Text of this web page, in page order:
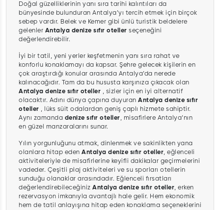
Doğal güzelliklerinin yanı sıra tarihi kalıntıları da
bünyesinde bulunduran Antalya’yı tercih etmek için birçok
sebep vardır. Belek ve Kemer gibi ünlü turistik beldelere
gelenler Antalya denize sıfır oteller seçeneğini
değerlendirebilir.
İyi bir tatil, yeni yerler keşfetmenin yanı sıra rahat ve
konforlu konaklamayı da kapsar. Şehre gelecek kişilerin en
çok araştırdığı konular arasında Antalya’da nerede
kalınacağıdır. Tam da bu hususta karşınıza çıkacak olan
Antalya denize sıfır oteller , sizler için en iyi alternatif
olacaktır. Adını dünya çapına duyuran Antalya denize sıfır
oteller , lüks süit odalardan geniş çaplı hizmete sahiptir.
Aynı zamanda denize sıfır oteller, misafirlere Antalya’nın
en güzel manzaralarını sunar.
Yılın yorgunluğunu atmak, dinlenmek ve sakinlikten yana
olanlara hitap eden Antalya denize sıfır oteller, eğlenceli
aktiviteleriyle de misafirlerine keyifli dakikalar geçirmelerini
vadeder. Çeşitli plaj aktiviteleri ve su sporları otellerin
sunduğu olanaklar arasındadır. Eğlenceli fırsatları
değerlendirebileceğiniz Antalya denize sıfır oteller, erken
rezervasyon imkanıyla avantajlı hale gelir. Hem ekonomik
hem de tatil anlayışına hitap eden konaklama seçeneklerini